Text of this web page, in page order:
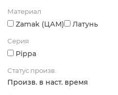
Материал
Zamak (ЦАМ) Латунь
Серия
Pippa
Статус произв.
Произв. в наст. время